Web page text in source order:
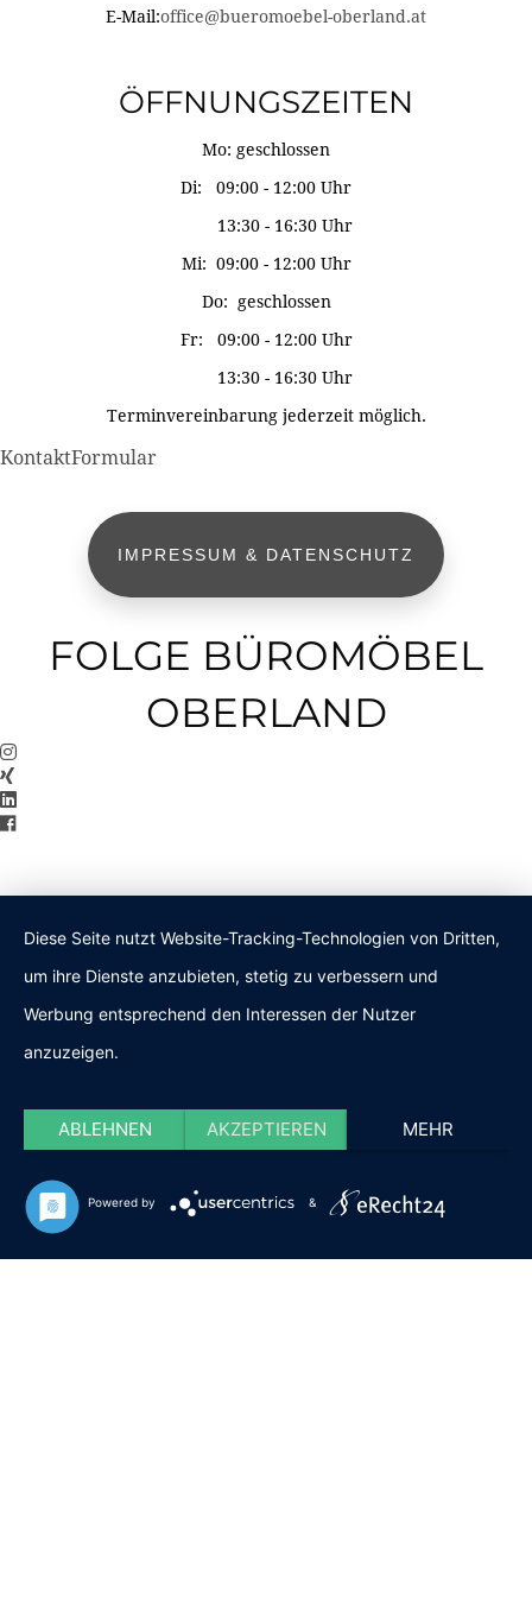
E-Mail:office@bueromoebel-oberland.at
ÖFFNUNGSZEITEN
Mo: geschlossen
Di: 09:00 - 12:00 Uhr
13:30 - 16:30 Uhr
Mi: 09:00 - 12:00 Uhr
Do: geschlossen
Fr: 09:00 - 12:00 Uhr
13:30 - 16:30 Uhr
Terminvereinbarung jederzeit möglich.
KontaktFormular
IMPRESSUM & DATENSCHUTZ
FOLGE BÜROMÖBEL
OBERLAND
Diese Seite nutzt Website-Tracking-Technologien von Dritten,
um ihre Dienste anzubieten, stetig zu verbessern und
Werbung entsprechend den Interessen der Nutzer
anzuzeigen.
ABLEHNEN AKZEPTIEREN MEHR
Powered by &